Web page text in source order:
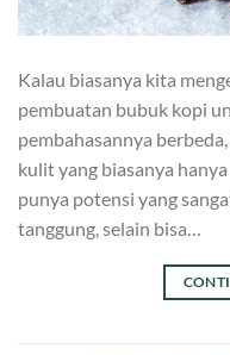
Kalau biasanya kita
pembuatan bubuk kopi
pembahasannya
kulit yang biasanya
punya potensi yang
tanggung, selain bisa…